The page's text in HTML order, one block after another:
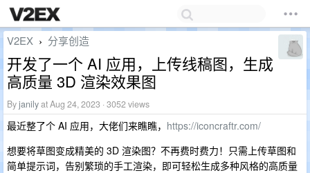
V2EX › 分享创造
开发了一个 AI 应用，上传线稿图，生成
高质量 3D 渲染效果图
Byjanilyat Aug 24, 2023 · 3052 views
最近整了个 AI 应用，大佬们来瞧瞧， https://iconcraftr.com/
想要将草图变成精美的 3D 渲染图？不再费时费力！只需上传草图和
简单提示词，告别繁琐的手工渲染，即可轻松生成多种风格的高质量